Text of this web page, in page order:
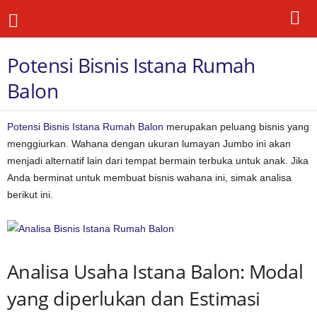
Potensi Bisnis Istana Rumah
Balon
Potensi Bisnis Istana Rumah Balon merupakan peluang bisnis yang
menggiurkan. Wahana dengan ukuran lumayan Jumbo ini akan
menjadi alternatif lain dari tempat bermain terbuka untuk anak. Jika
Anda berminat untuk membuat bisnis wahana ini, simak analisa
berikut ini.
Analisa Usaha Istana Balon: Modal
yang diperlukan dan Estimasi